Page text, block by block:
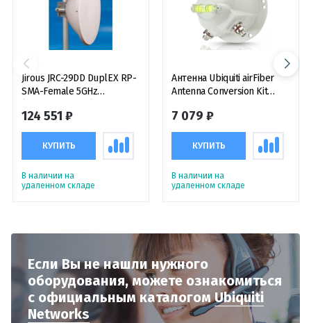
Jirous JRC-29DD DuplEX RP-
SMA-Female 5GHz
124 551 ₽
КУПИТЬ
В наличии на
удаленном складе
Антенна Ubiquiti airFiber
Antenna Conversion Kit
RD-5G30 и RD-5G34
7 079 ₽
КУПИТЬ
В наличии на
удаленном складе
Если Вы не нашли нужного
оборудования,можете ознакомиться
с официальнымкаталогомUbiquiti
Networks